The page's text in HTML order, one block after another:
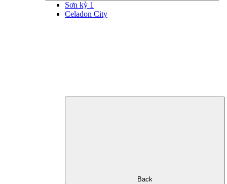
Sơn kỳ 1
Celadon City
Back